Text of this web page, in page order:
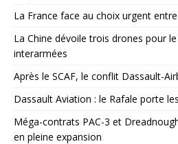
La France face au choix urgent
La Chine dévoile trois drones pour
interarmées
Après le SCAF, le conflit Dassault-
Dassault Aviation : le Rafale porte
Méga-contrats PAC-3 et
en pleine expansion